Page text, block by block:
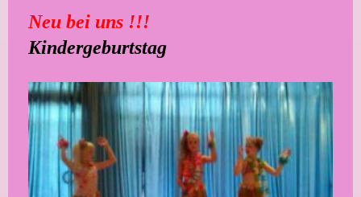
Neu bei uns !!!
Kindergeburtstag